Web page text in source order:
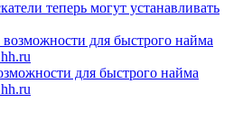
теперь могут устанавливать
для быстрого найма